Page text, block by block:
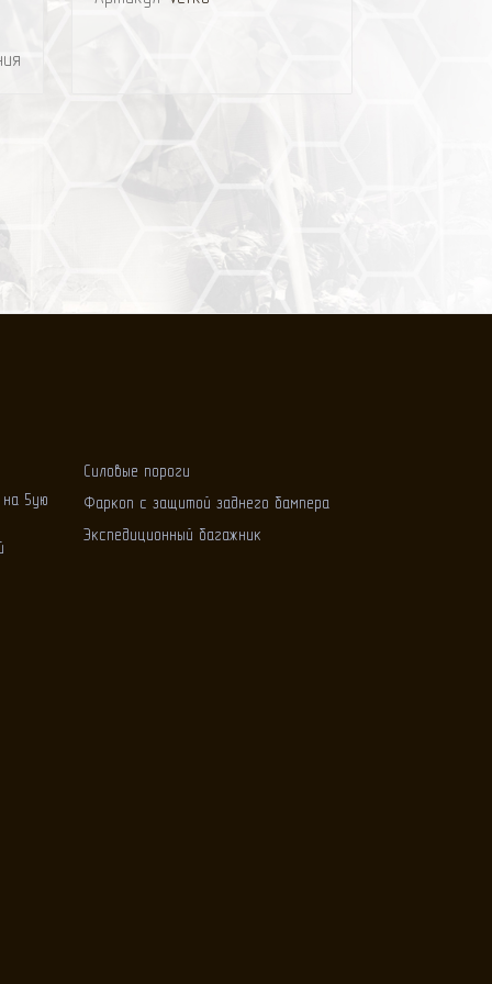
5ую
Силовые пороги
Фаркоп с защитой заднего бампера
Экспедиционный багажник